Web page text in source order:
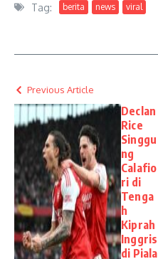
Tag: berita news viral
Previous Article
Declan
Rice
Singgu
ng
Calafio
ri di
Tenga
h
Kiprah
Inggris
di Piala